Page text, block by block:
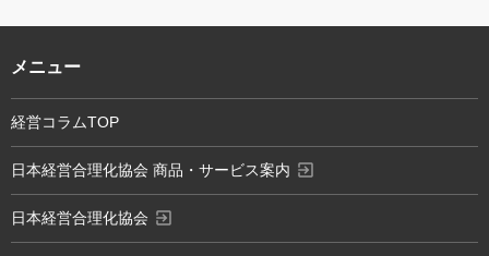
メニュー
経営コラムTOP
日本経営合理化協会 商品・サービス案内 exit_to_app
日本経営合理化協会 exit_to_app